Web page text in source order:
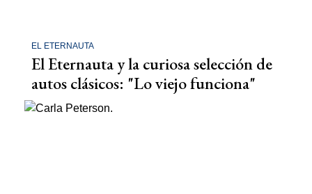
EL ETERNAUTA
El Eternauta y la curiosa selección de
autos clásicos: "Lo viejo funciona"